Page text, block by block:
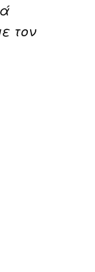
τον